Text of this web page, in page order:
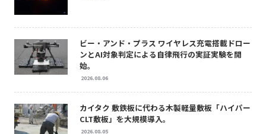
ビー・アンド・プラス ワイヤレス充電搭載ドロー
ンとAI対象判定による自律飛行の実証実験を開
始。
2026.08.06
カイタク 敷鉄板に代わる木製軽量敷板「ハイパー
CLT敷板」を大規模導入。
2026.08.05